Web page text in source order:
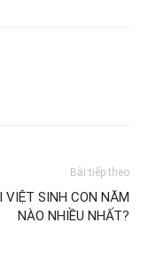
Bài tiếp theo
VIỆT SINH CON NĂM
NÀO NHIỀU NHẤT?